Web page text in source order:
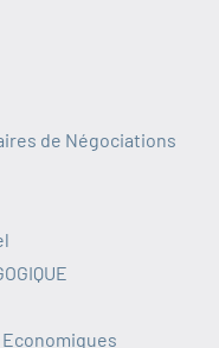
de Négociations